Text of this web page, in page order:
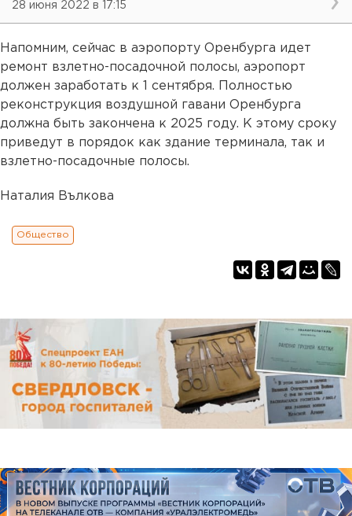
28 июня 2022 в 17:15
Напомним, сейчас в аэропорту Оренбурга идет
ремонт взлетно-посадочной полосы, аэропорт
должен заработать к 1 сентября. Полностью
реконструкция воздушной гавани Оренбурга
должна быть закончена к 2025 году. К этому сроку
приведут в порядок как здание терминала, так и
взлетно-посадочные полосы.
Наталия Вълкова
Общество